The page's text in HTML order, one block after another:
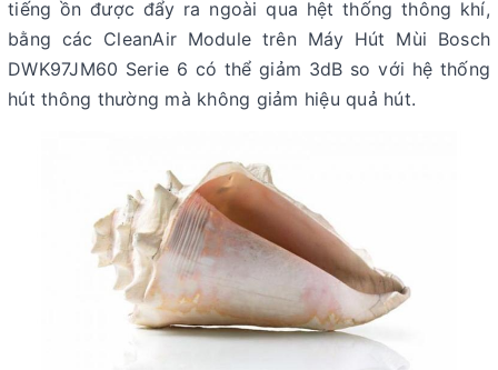
tiếng ồn được đẩy ra ngoài qua hệt thống thông khí,
bằng các CleanAir Module trên Máy Hút Mùi Bosch
DWK97JM60 Serie 6 có thể giảm 3dB so với hệ thống
hút thông thường mà không giảm hiệu quả hút.